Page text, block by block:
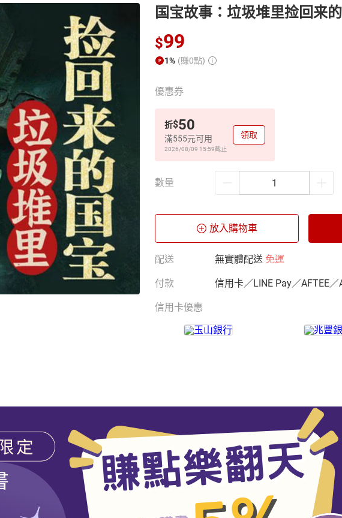
国宝故事：垃圾堆里捡回来
$99
1% (賺0點)
優惠券
折$50
滿555元可用
2026/08/09 15:59截止
領取
數量
放入購物車
配送 無實體配送 免運
付款 信用卡／LINE Pay／AFTEE／
信用卡優惠